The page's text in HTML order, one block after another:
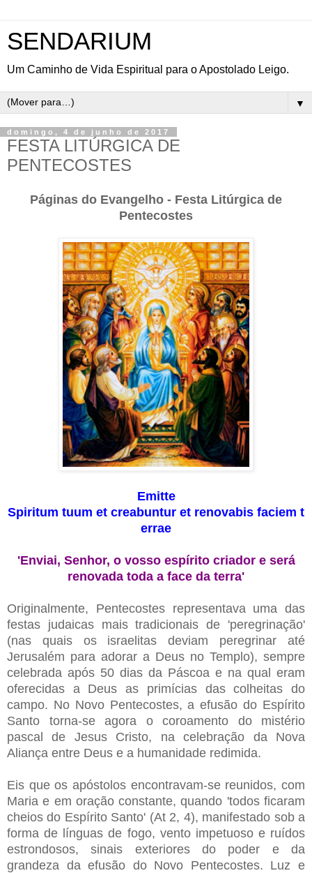
SENDARIUM
Um Caminho de Vida Espiritual para o Apostolado Leigo.
▼
domingo, 4 de junho de 2017
FESTA LITÚRGICA DE
PENTECOSTES
Páginas do Evangelho - Festa Litúrgica de
Pentecostes
Emitte
Spiritum tuum et creabuntur et renovabis faciem t
errae
'Enviai, Senhor, o vosso espírito criador e será
renovada toda a face da terra'
Originalmente, Pentecostes representava uma das
festas judaicas mais tradicionais de 'peregrinação'
(nas quais os israelitas deviam peregrinar até
Jerusalém para adorar a Deus no Templo), sempre
celebrada após 50 dias da Páscoa e na qual eram
oferecidas a Deus as primícias das colheitas do
campo. No Novo Pentecostes, a efusão do Espírito
Santo torna-se agora o coroamento do mistério
pascal de Jesus Cristo, na celebração da Nova
Aliança entre Deus e a humanidade redimida.
Eis que os apóstolos encontravam-se reunidos, com
Maria e em oração constante, quando 'todos ficaram
cheios do Espírito Santo' (At 2, 4), manifestado sob a
forma de línguas de fogo, vento impetuoso e ruídos
estrondosos, sinais exteriores do poder e da
grandeza da efusão do Novo Pentecostes. Luz e